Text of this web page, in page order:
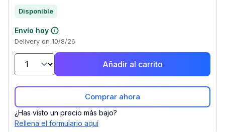
Disponible
Envío hoy
Delivery on 10/8/26
Añadir al carrito
Comprar ahora
¿Has visto un precio más bajo?
Rellena el formulario aquí